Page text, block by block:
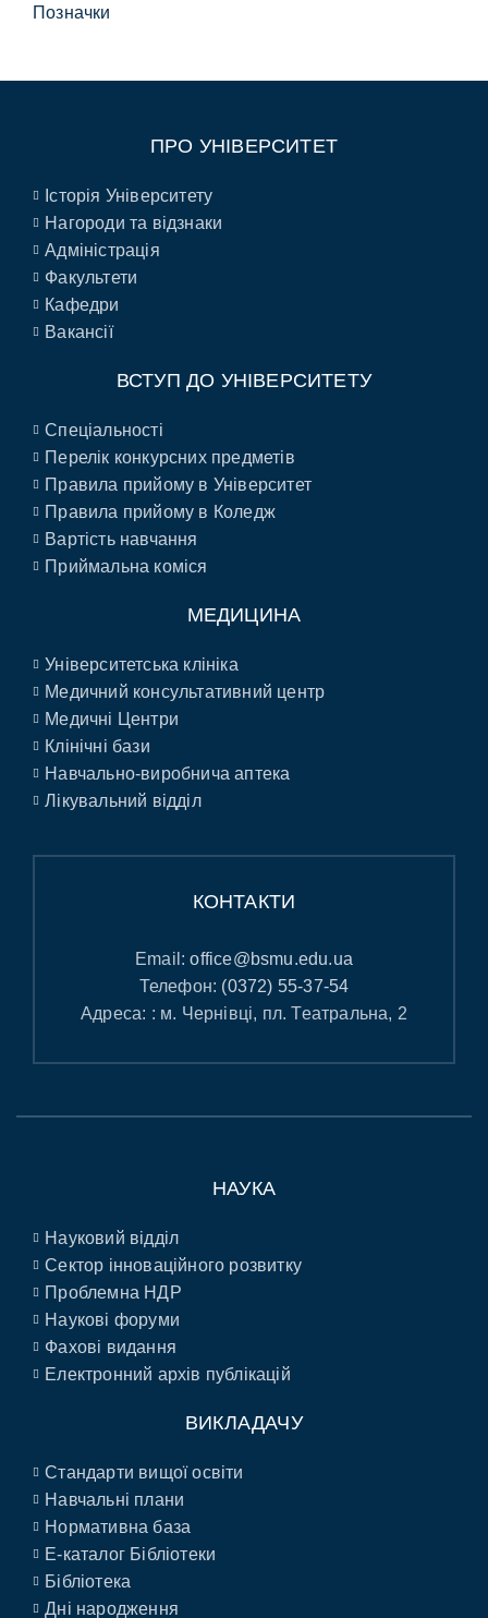
Позначки
ПРО УНІВЕРСИТЕТ
Історія Університету
Нагороди та відзнаки
Адміністрація
Факультети
Кафедри
Вакансії
ВСТУП ДО УНІВЕРСИТЕТУ
Спеціальності
Перелік конкурсних предметів
Правила прийому в Університет
Правила прийому в Коледж
Вартість навчання
Приймальна коміся
МЕДИЦИНА
Університетська клініка
Медичний консультативний центр
Медичні Центри
Клінічні бази
Навчально-виробнича аптека
Лікувальний відділ
КОНТАКТИ
Email:office@bsmu.edu.ua
Телефон: (0372) 55-37-54
Адреса: : м. Чернівці, пл. Театральна, 2
НАУКА
Науковий відділ
Сектор інноваційного розвитку
Проблемна НДР
Наукові форуми
Фахові видання
Електронний архів публікацій
ВИКЛАДАЧУ
Стандарти вищої освіти
Навчальні плани
Нормативна база
E-каталог Бібліотеки
Бібліотека
Дні народження